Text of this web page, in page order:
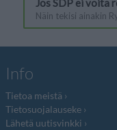
Info
Tietoa meistä
Tietosuojalauseke
Lähetä uutisvinkki